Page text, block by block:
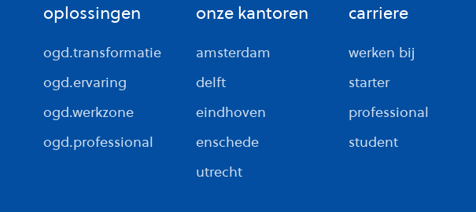
oplossingen
ogd.transformatie
ogd.ervaring
ogd.werkzone
ogd.professional
onze kantoren
amsterdam
delft
eindhoven
enschede
utrecht
carriere
werken bij
starter
professional
student